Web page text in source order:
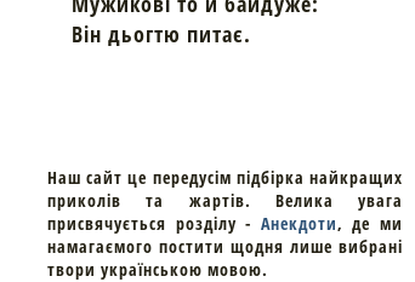
Він дьогтю питає.
Наш сайт це передусім підбірка найкращих
приколів та жартів. Велика увага
присвячується розділу - Анекдоти, де ми
намагаємого постити щодня лише вибрані
твори українською мовою.